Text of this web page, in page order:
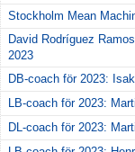
Stockholm Mean
David Rodríguez
2023
DB-coach för 2023:
LB-coach för 2023:
DL-coach för 2023: